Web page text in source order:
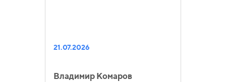
21.07.2026
Владимир Комаров